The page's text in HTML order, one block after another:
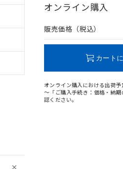
オンライン購入
販売価格（税込）
カート
オンライン購入における出荷
～「ご購入手続き：価格・納
認ください。